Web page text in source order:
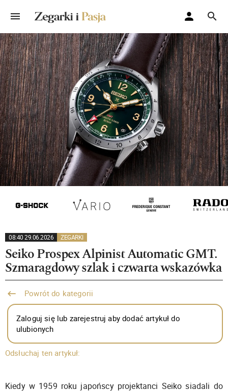
08:40 29.06.2026 ZEGARKI
Seiko Prospex Alpinist Automatic GMT.
Szmaragdowy szlak i czwarta wskazówka
Powrót do kategorii
Zaloguj się lub zarejestruj aby dodać artykuł do
ulubionych
Odsłuchaj ten artykuł:
Kiedy w 1959 roku japońscy projektanci Seiko siadali do